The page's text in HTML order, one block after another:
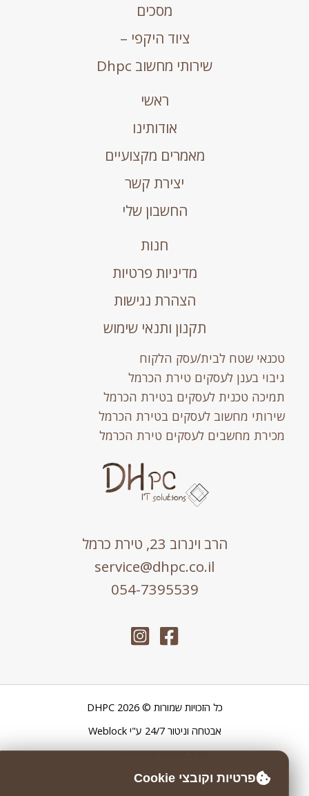
מסכים
ציוד היקפי –
שירותי מחשוב Dhpc
ראשי
אודותינו
מאמרים מקצועיים
יצירת קשר
החשבון שלי
חנות
מדיניות פרטיות
הצהרת נגישות
תקנון ותנאי שימוש
טכנאי שטח לבית/עסק הלקוח
גיבוי בענן לעסקים טירת הכרמל
תמיכה טכנית לעסקים בטירת הכרמל
שירותי מחשוב לעסקים בטירת הכרמל
מכירת מחשבים לעסקים טירת הכרמל
הרב וינרוב 23, טירת כרמל
service@dhpc.co.il
054-7395539
כל הזכויות שמורות © 2026 DHPC
אבטחה וניטור 24/7 ע"י
Weblock
עיצוב ופיתוח ע"יLogicode
פרטיות וקובצי Cookie